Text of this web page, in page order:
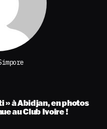
» à Abidjan, en photos
au Club Ivoire !